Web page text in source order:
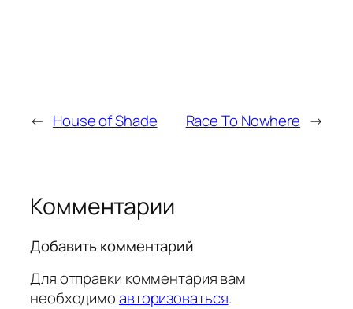
← House of Shade Race To Nowhere →
Комментарии
Добавить комментарий
Для отправки комментария вам
необходимоавторизоваться.